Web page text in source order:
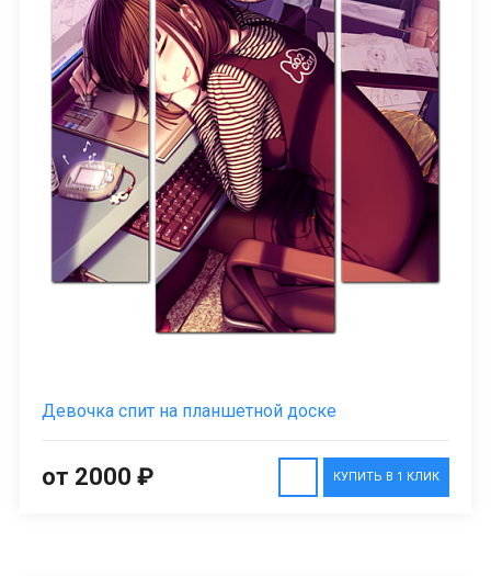
Девочка спит на планшетной доске
КУПИТЬ В 1 КЛИК
от 2000 ₽